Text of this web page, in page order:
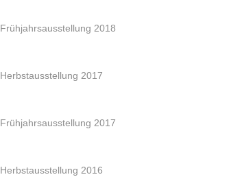
Frühjahrsausstellung 2018
Herbstausstellung 2017
Frühjahrsausstellung 2017
Herbstausstellung 2016